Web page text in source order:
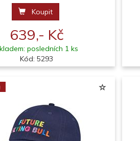
Koupit
639,- Kč
posledních 1 ks
Kód: 5293